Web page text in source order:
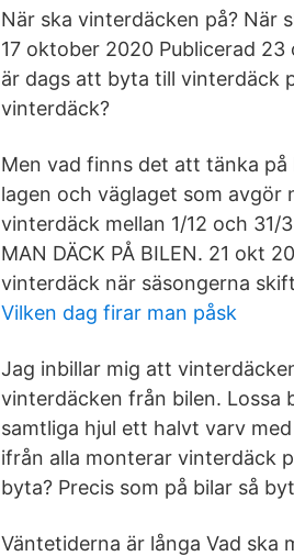
När ska vinterdäcken på? När
17 oktober 2020 Publicerad
är dags att byta till vinterdäck
vinterdäck?
Men vad finns det att tänka
lagen och väglaget som avgör
vinterdäck mellan 1/12 och 31/
MAN DÄCK PÅ BILEN. 21 okt
vinterdäck när säsongerna
Vilken dag firar man påsk
Jag inbillar mig att
vinterdäcken från bilen. Lossa
samtliga hjul ett halvt varv
ifrån alla monterar vinterdäck
byta? Precis som på bilar så
Väntetiderna är långa Vad ska